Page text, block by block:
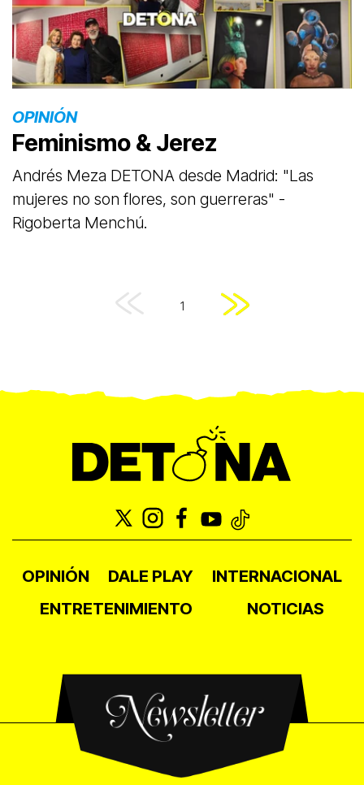
OPINIÓN
Feminismo & Jerez
Andrés Meza DETONA desde Madrid: "Las
mujeres no son flores, son guerreras" -
Rigoberta Menchú.
1
OPINIÓN DALE PLAY
INTERNACIONAL
ENTRETENIMIENTO
NOTICIAS
Newsletter